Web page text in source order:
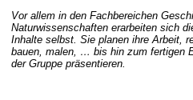
Vor allem in den Fachbereichen
Naturwissenschaften erarbeiten sich
Inhalte selbst. Sie planen ihre Arbeit,
bauen, malen, … bis hin zum fertigen
der Gruppe präsentieren.